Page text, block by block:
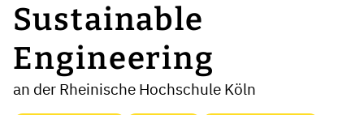
Sustainable
Engineering
an der Rheinische Hochschule Köln